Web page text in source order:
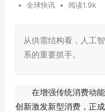
•
全球快讯 • 阅读1.9k
从供需结构看，人工
系的重要抓手。
在增强传统消费动能
创新激发新型消费，正